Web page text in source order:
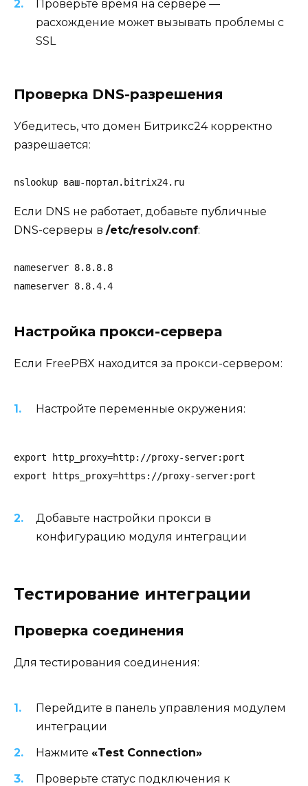
Проверьте время на сервере —
расхождение может вызывать проблемы с
SSL
Проверка DNS-разрешения
Убедитесь, что домен Битрикс24 корректно
разрешается:
nslookup ваш-портал.bitrix24.ru
Если DNS не работает, добавьте публичные
DNS-серверы в /etc/resolv.conf:
nameserver 8.8.8.8
nameserver 8.8.4.4
Настройка прокси-сервера
Если FreePBX находится за прокси-сервером:
Настройте переменные окружения:
export http_proxy=http://proxy-server:port
export https_proxy=https://proxy-server:port
Добавьте настройки прокси в
конфигурацию модуля интеграции
Тестирование интеграции
Проверка соединения
Для тестирования соединения:
Перейдите в панель управления модулем
интеграции
Нажмите «Test Connection»
Проверьте статус подключения к